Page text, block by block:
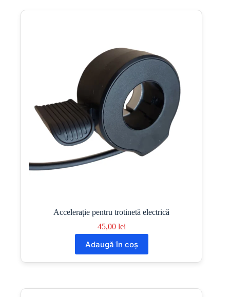
Accelerație pentru trotinetă electrică
45,00 lei
Adaugă în coș